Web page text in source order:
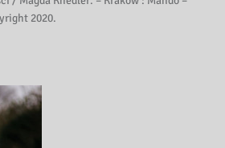
2020.